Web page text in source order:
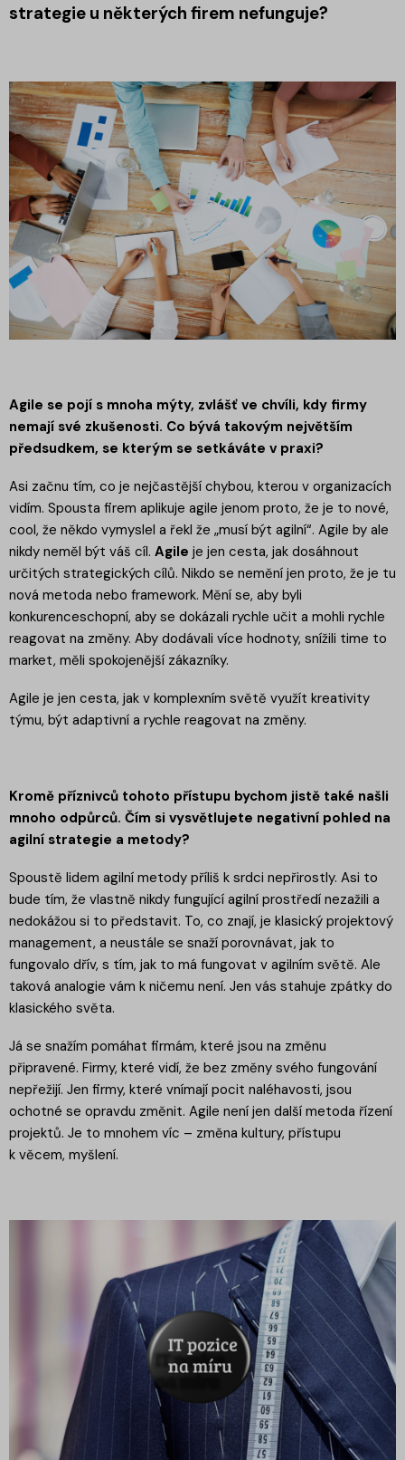
strategie u některých firem nefunguje?
Agile se pojí s mnoha mýty, zvlášť ve chvíli, kdy firmy
nemají své zkušenosti. Co bývá takovým největším
předsudkem, se kterým se setkáváte v praxi?
Asi začnu tím, co je nejčastější chybou, kterou v organizacích
vidím. Spousta firem aplikuje agile jenom proto, že je to nové,
cool, že někdo vymyslel a řekl že „musí být agilní“. Agile by ale
nikdy neměl být váš cíl. Agile je jen cesta, jak dosáhnout
určitých strategických cílů. Nikdo se nemění jen proto, že je tu
nová metoda nebo framework. Mění se, aby byli
konkurenceschopní, aby se dokázali rychle učit a mohli rychle
reagovat na změny. Aby dodávali více hodnoty, snížili time to
market, měli spokojenější zákazníky.
Agile je jen cesta, jak v komplexním světě využít kreativity
týmu, být adaptivní a rychle reagovat na změny.
Kromě příznivců tohoto přístupu bychom jistě také našli
mnoho odpůrců. Čím si vysvětlujete negativní pohled na
agilní strategie a metody?
Spoustě lidem agilní metody příliš k srdci nepřirostly. Asi to
bude tím, že vlastně nikdy fungující agilní prostředí nezažili a
nedokážou si to představit. To, co znají, je klasický projektový
management, a neustále se snaží porovnávat, jak to
fungovalo dřív, s tím, jak to má fungovat v agilním světě. Ale
taková analogie vám k ničemu není. Jen vás stahuje zpátky do
klasického světa.
Já se snažím pomáhat firmám, které jsou na změnu
připravené. Firmy, které vidí, že bez změny svého fungování
nepřežijí. Jen firmy, které vnímají pocit naléhavosti, jsou
ochotné se opravdu změnit. Agile není jen další metoda řízení
projektů. Je to mnohem víc – změna kultury, přístupu
k věcem, myšlení.